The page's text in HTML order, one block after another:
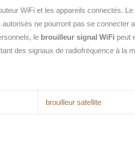
WiFi et les appareils connectés. Le
ne pourront pas se
le brouilleur signal WiFi peut
des signaux de radiofréquence à la
brouilleur satellite